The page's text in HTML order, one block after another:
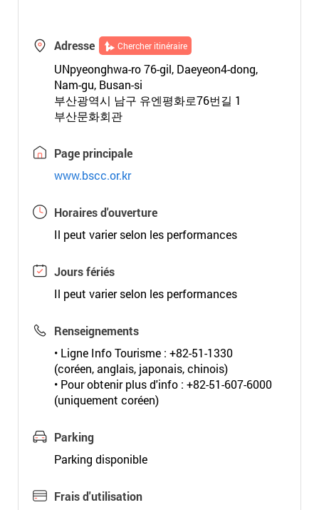
Adresse Chercher itinéraire
UNpyeonghwa-ro 76-gil, Daeyeon4-dong,
Nam-gu, Busan-si
부산광역시 남구 유엔평화로76번길 1
부산문화회관
Page principale
www.bscc.or.kr
Horaires d'ouverture
Il peut varier selon les performances
Jours fériés
Il peut varier selon les performances
Renseignements
• Ligne Info Tourisme : +82-51-1330
(coréen, anglais, japonais, chinois)
• Pour obtenir plus d'info : +82-51-607-6000
(uniquement coréen)
Parking
Parking disponible
Frais d'utilisation